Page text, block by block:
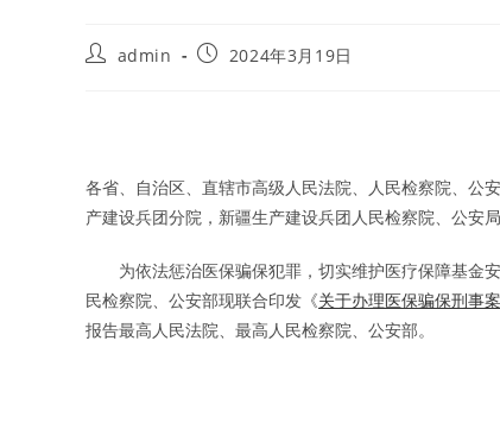
Postadmin
Post2024年3月19日
各省、自治区、直辖市高级人民法院、人民检察院、公
产建设兵团分院，新疆生产建设兵团人民检察院、公安局
为依法惩治医保骗保犯罪，切实维护医疗保障基金
民检察院、公安部现联合印发《关于办理医保骗保刑事
报告最高人民法院、最高人民检察院、公安部。